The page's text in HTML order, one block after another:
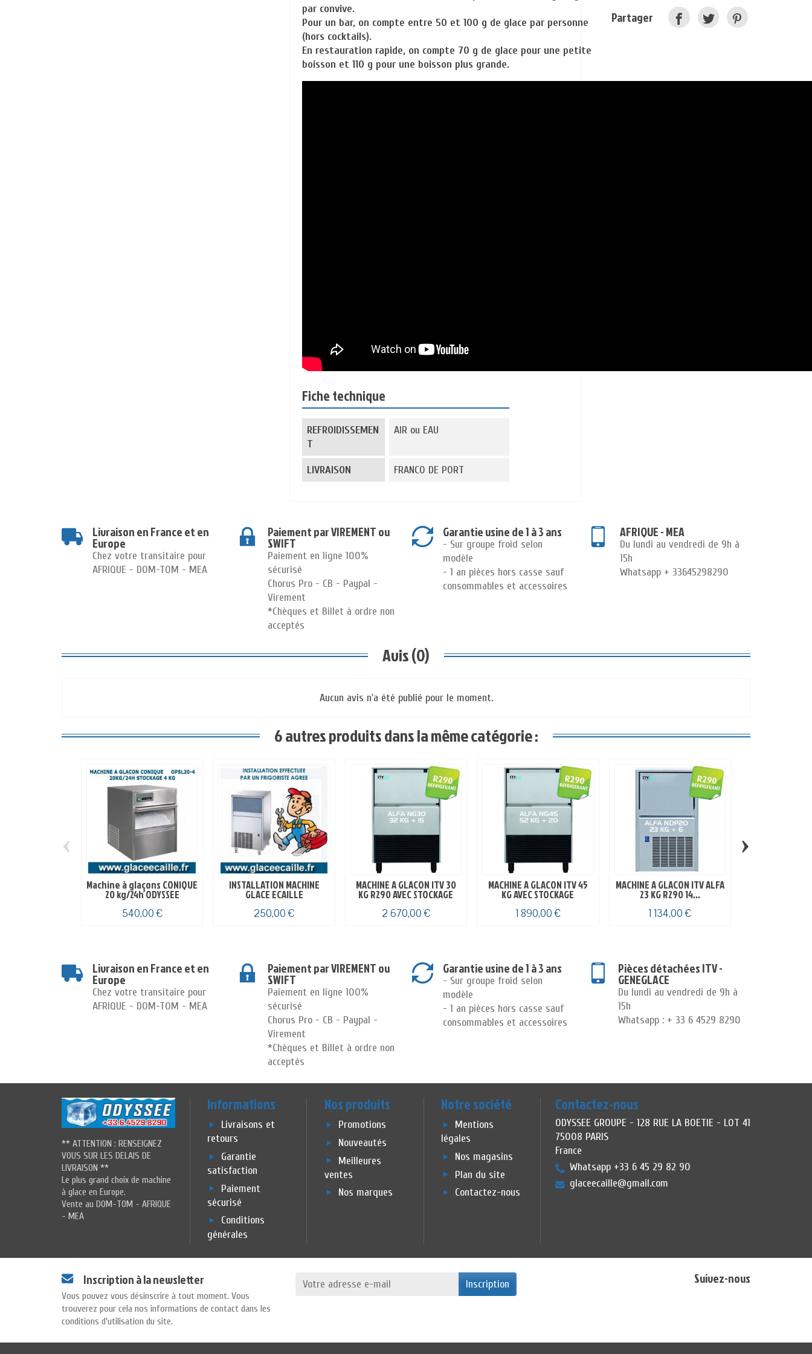
par convive.
Pour un bar, on compte entre 50 et 100 g de glace par personne
(hors cocktails).
En restauration rapide, on compte 70 g de glace pour une petite
boisson et 110 g pour une boisson plus grande.
Fiche technique
REFROIDISSEMEN
T
AIR ou EAU
LIVRAISON FRANCO DE PORT
Partager
Livraison en France et en
Europe
Chez votre transitaire pour
AFRIQUE - DOM-TOM - MEA
Paiement par VIREMENT ou
SWIFT
Paiement en ligne 100%
sécurisé
Chorus Pro - CB - Paypal -
Virement
*Chèques et Billet à ordre non
acceptés
Garantie usine de 1 à 3 ans
- Sur groupe froid selon
modèle
- 1 an pièces hors casse sauf
consommables et accessoires
AFRIQUE - MEA
Du lundi au vendredi de 9h à
15h
Whatsapp + 33645298290
Avis (0)
Aucun avis n'a été publié pour le moment.
6 autres produits dans la même catégorie :
Machine à glaçons CONIQUE
20 kg/24h ODYSSEE
540,00 €
INSTALLATION MACHINE
GLACE ECAILLE
250,00 €
MACHINE A GLACON ITV 30
KG R290 AVEC STOCKAGE
2 670,00 €
MACHINE A GLACON ITV 45
KG AVEC STOCKAGE
1 890,00 €
MACHINE A GLACON ITV ALFA
23 KG R290 14...
1 134,00 €
‹ ›
Livraison en France et en
Europe
Chez votre transitaire pour
AFRIQUE - DOM-TOM - MEA
Paiement par VIREMENT ou
SWIFT
Paiement en ligne 100%
sécurisé
Chorus Pro - CB - Paypal -
Virement
*Chèques et Billet à ordre non
acceptés
Garantie usine de 1 à 3 ans
- Sur groupe froid selon
modèle
- 1 an pièces hors casse sauf
consommables et accessoires
Pièces détachées ITV -
GENEGLACE
Du lundi au vendredi de 9h à
15h
Whatsapp : + 33 6 4529 8290
** ATTENTION : RENSEIGNEZ
VOUS SUR LES DELAIS DE
LIVRAISON **
Le plus grand choix de machine
à glace en Europe.
Vente au DOM-TOM - AFRIQUE
- MEA
Informations
Livraisons et
retours
Garantie
satisfaction
Paiement
sécurisé
Conditions
générales
Nos produits
Promotions
Nouveautés
Meilleures
ventes
Nos marques
Notre société
Mentions
légales
Nos magasins
Plan du site
Contactez-nous
Contactez-nous
ODYSSEE GROUPE - 128 RUE LA BOETIE - LOT 41
75008 PARIS
France
Whatsapp +33 6 45 29 82 90
glaceecaille@gmail.com
Inscription à la newsletter
Vous pouvez vous désinscrire à tout moment. Vous
trouverez pour cela nos informations de contact dans les
conditions d'utilisation du site.
Inscription Suivez-nous